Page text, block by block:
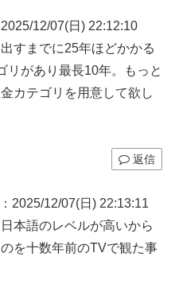
12/07(日) 22:12:10
すまでに25年ほどかかる
リがあり最長10年。もっと
カテゴリを用意して欲し
返信
2025/12/07(日) 22:13:11
本語のレベルが高いから
を十数年前のTVで観た事